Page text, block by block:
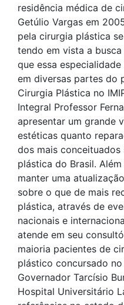
residência médica de
Getúlio Vargas em
pela cirurgia plástica
tendo em vista a
que essa
em diversas partes do
Cirurgia Plástica no
Integral Professor
apresentar um grande
estéticas quanto
dos mais
plástica do Brasil.
manter uma
sobre o que de mais
plástica, através de
nacionais e
atende em seu
maioria pacientes de
plástico concursado
Governador Tarcísio
Hospital Universitário